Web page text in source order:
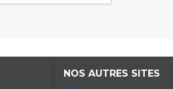
NOS AUTRES SITES